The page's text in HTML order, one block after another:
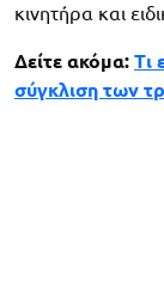
κινητήρα και
Δείτε ακόμα: Τι
σύγκλιση των